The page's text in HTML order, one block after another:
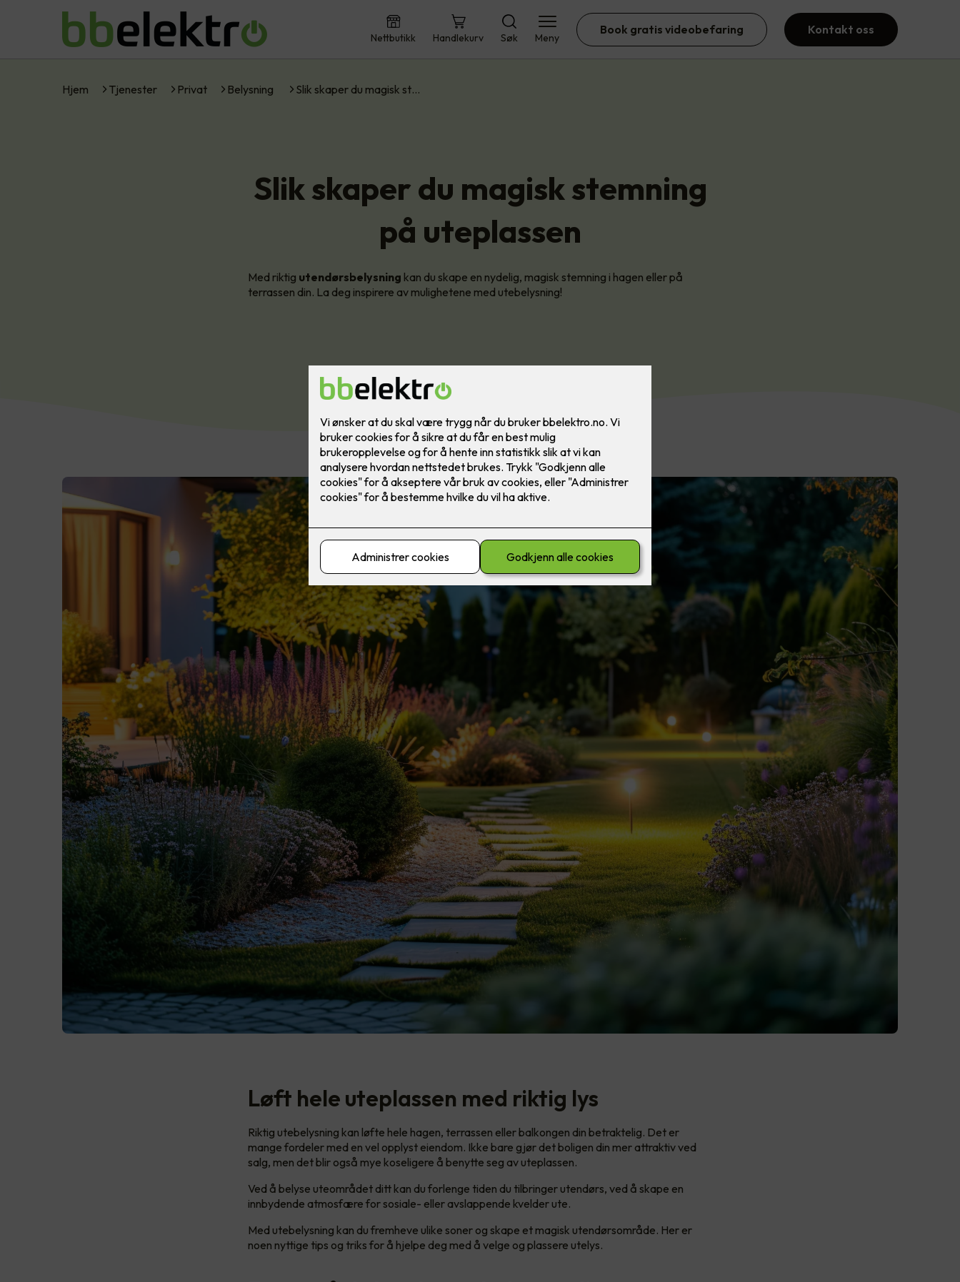
Nettbutikk Handlekurv Søk Meny
Book gratis videobefaring Kontakt oss
Hjem Tjenester Privat Belysning Slik skaper du magisk st…
Slik skaper du magisk stemning
på uteplassen
Med riktig utendørsbelysning kan du skape en nydelig, magisk stemning i hagen eller på
terrassen din. La deg inspirere av mulighetene med utebelysning!
Løft hele uteplassen med riktig lys
Riktig utebelysning kan løfte hele hagen, terrassen eller balkongen din betraktelig. Det er
mange fordeler med en vel opplyst eiendom. Ikke bare gjør det boligen din mer attraktiv ved
salg, men det blir også mye koseligere å benytte seg av uteplassen.
Ved å belyse uteområdet ditt kan du forlenge tiden du tilbringer utendørs, ved å skape en
innbydende atmosfære for sosiale- eller avslappende kvelder ute.
Med utebelysning kan du fremheve ulike soner og skape et magisk utendørsområde. Her er
noen nyttige tips og triks for å hjelpe deg med å velge og plassere utelys.